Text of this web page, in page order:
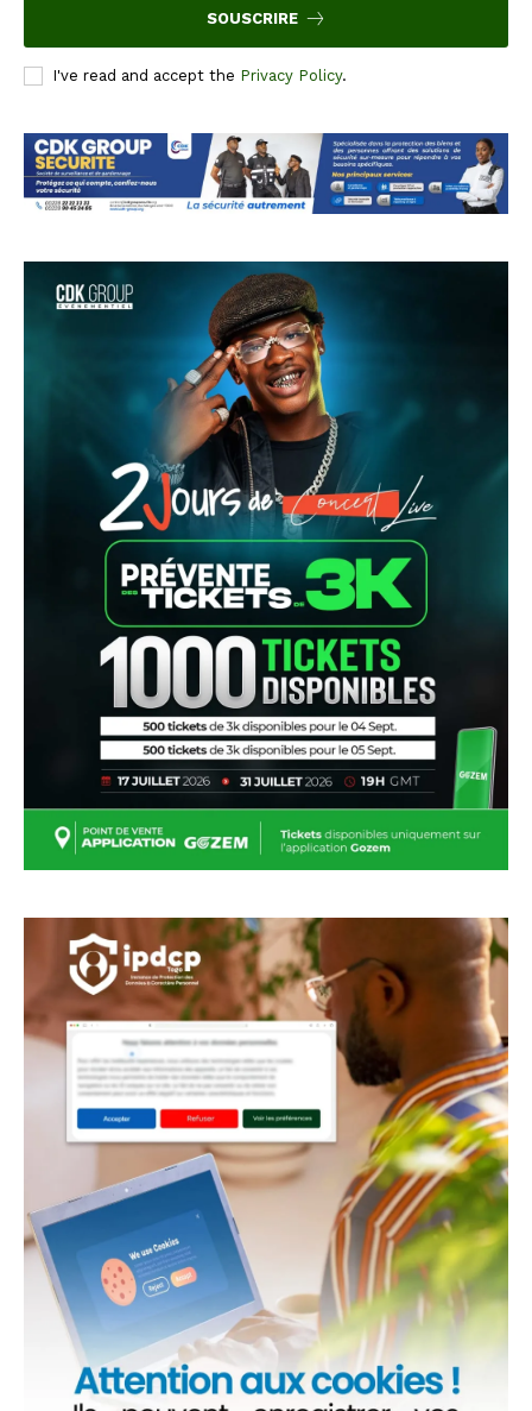
SOUSCRIRE
I've read and accept the Privacy Policy.